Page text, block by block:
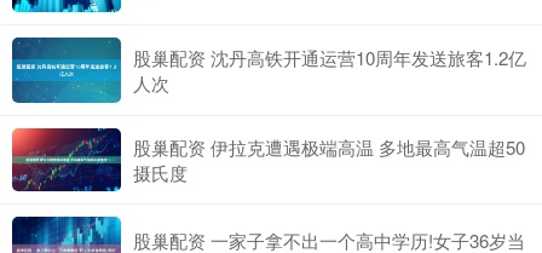
股巢配资 沈丹高铁开通运营10周年发送旅客1.2亿
人次
股巢配资 伊拉克遭遇极端高温 多地最高气温超50
摄氏度
股巢配资 一家子拿不出一个高中学历!女子36岁当